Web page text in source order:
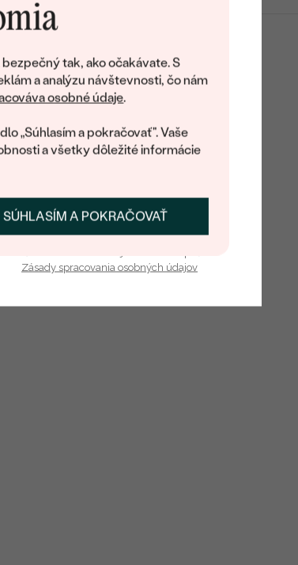
tak, ako očakávate. S
a analýzu návštevnosti, čo nám
osobné údaje.
„Súhlasím a pokračovať". Vaše
a všetky dôležité informácie
SÚHLASÍM A POKRAČOVAŤ
poctivo vyrábaných šperkov Eppi.
Ako darček na privítanie vám
obratom pošleme zľavový kód na
Prihlásiť sa a získať zľavu
Zásady spracovania osobných údajov